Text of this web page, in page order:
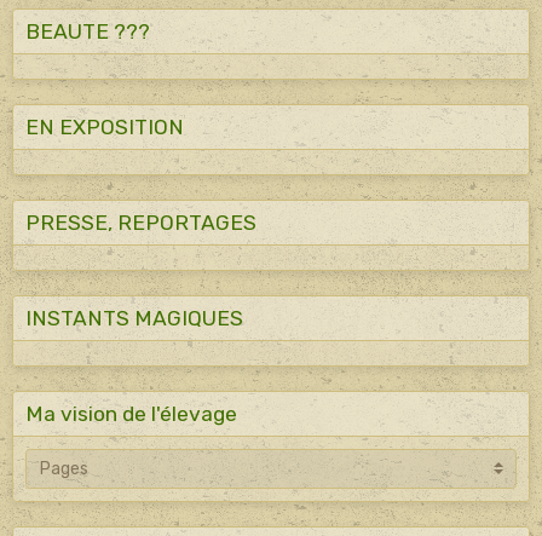
BEAUTE ???
EN EXPOSITION
PRESSE, REPORTAGES
INSTANTS MAGIQUES
Ma vision de l'élevage